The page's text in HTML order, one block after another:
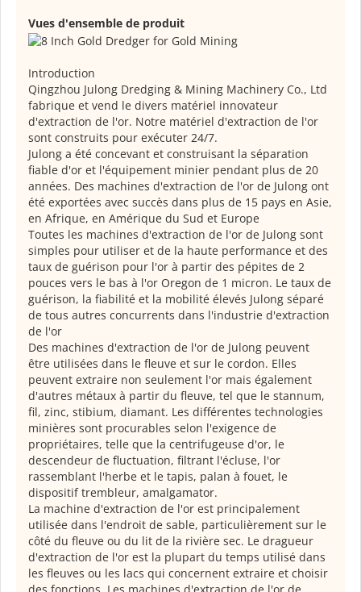
Vues d'ensemble de produit
Introduction
Qingzhou Julong Dredging & Mining Machinery Co., Ltd
fabrique et vend le divers matériel innovateur
d'extraction de l'or. Notre matériel d'extraction de l'or
sont construits pour exécuter 24/7.
Julong a été concevant et construisant la séparation
fiable d'or et l'équipement minier pendant plus de 20
années. Des machines d'extraction de l'or de Julong ont
été exportées avec succès dans plus de 15 pays en Asie,
en Afrique, en Amérique du Sud et Europe
Toutes les machines d'extraction de l'or de Julong sont
simples pour utiliser et de la haute performance et des
taux de guérison pour l'or à partir des pépites de 2
pouces vers le bas à l'or Oregon de 1 micron. Le taux de
guérison, la fiabilité et la mobilité élevés Julong séparé
de tous autres concurrents dans l'industrie d'extraction
de l'or
Des machines d'extraction de l'or de Julong peuvent
être utilisées dans le fleuve et sur le cordon. Elles
peuvent extraire non seulement l'or mais également
d'autres métaux à partir du fleuve, tel que le stannum,
fil, zinc, stibium, diamant. Les différentes technologies
minières sont procurables selon l'exigence de
propriétaires, telle que la centrifugeuse d'or, le
descendeur de fluctuation, filtrant l'écluse, l'or
rassemblant l'herbe et le tapis, palan à fouet, le
dispositif trembleur, amalgamator.
La machine d'extraction de l'or est principalement
utilisée dans l'endroit de sable, particulièrement sur le
côté du fleuve ou du lit de la rivière sec. Le dragueur
d'extraction de l'or est la plupart du temps utilisé dans
les fleuves ou les lacs qui concernent extraire et choisir
des fonctions. Les machines d'extraction de l'or de